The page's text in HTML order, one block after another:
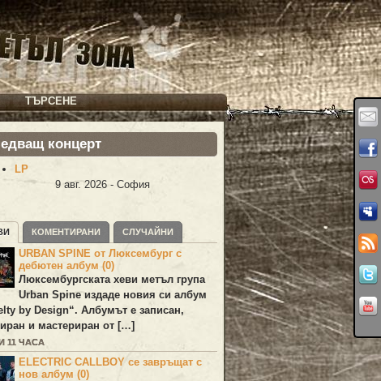
ТЪРСЕНЕ
концерт
LP
9 авг. 2026 - София
КОМЕНТИРАНИ СЛУЧАЙНИ
URBAN SPINE от Люксембург с
дебютен албум (0)
Люксембургската хеви метъл група
Urban Spineиздаде новия си албум
by Design“. Албумът е записан,
и мастериран от […]
11 ЧАСА
ELECTRIC CALLBOY се завръщат с
нов албум (0)